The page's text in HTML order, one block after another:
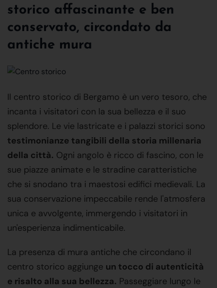
storico affascinante e ben
conservato, circondato da
antiche mura
Il centro storico di Bergamo è un vero tesoro, che
incanta i visitatori con la sua bellezza e il suo
splendore. Le vie lastricate e i palazzi storici sono
testimonianze tangibili della storia millenaria
della città. Ogni angolo è ricco di fascino, con le
sue piazze animate e le stradine caratteristiche
che si snodano tra i maestosi edifici medievali. La
sua conservazione impeccabile rende l'atmosfera
unica e avvolgente, immergendo i visitatori in
un'esperienza indimenticabile.
La presenza di mura antiche che circondano il
centro storico aggiunge un tocco di autenticità
e risalto alla sua bellezza. Passeggiare lungo le